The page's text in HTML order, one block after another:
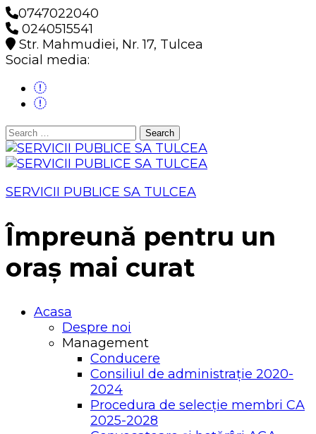
0747022040
0240515541
Str. Mahmudiei, Nr. 17, Tulcea
Social media:
Search
for:
SERVICII PUBLICE SA TULCEA
Împreună pentru un
oraș mai curat
Acasa
Despre noi
Management
Conducere
Consiliul de administrație 2020-
2024
Procedura de selecție membri CA
2025-2028